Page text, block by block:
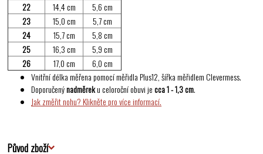
22
14,4 cm
5,6 cm
23
15,0 cm
5,7 cm
24
15,7 cm
5,8 cm
25
16,3 cm
5,9 cm
26
17,0 cm
6,0 cm
Vnitřní délka měřena pomocí měřidla Plus12, šířka měřidlem Clevermess.
Doporučenýnadměreku celoroční obuvi jecca 1 - 1,3 cm.
Jak změřit nohu? Klikněte pro více informací.
Původ zboží